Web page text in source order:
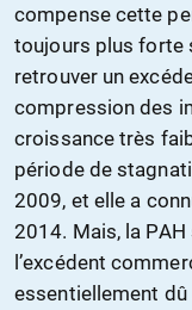
compense cette
toujours plus forte
retrouver un
compression des
croissance très
période de
2009, et elle a
2014. Mais, la
l’excédent
essentiellement